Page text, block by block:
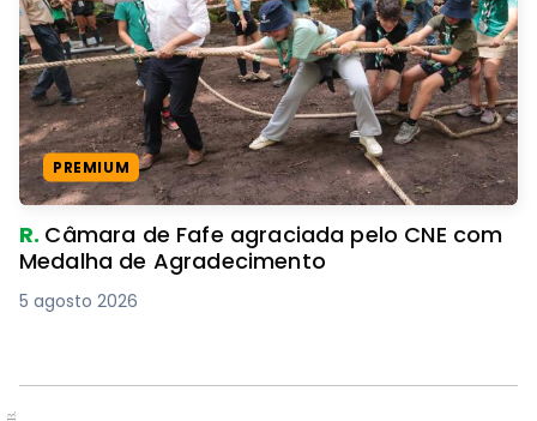
PREMIUM
R. Câmara de Fafe agraciada pelo CNE com
Medalha de Agradecimento
5 agosto 2026